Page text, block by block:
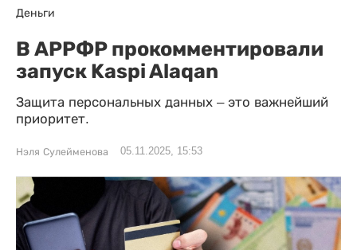
Деньги
В АРРФР прокомментировали
запуск Kaspi Alaqan
Защита персональных данных – это важнейший
приоритет.
Нэля Сулейменова 05.11.2025, 15:53